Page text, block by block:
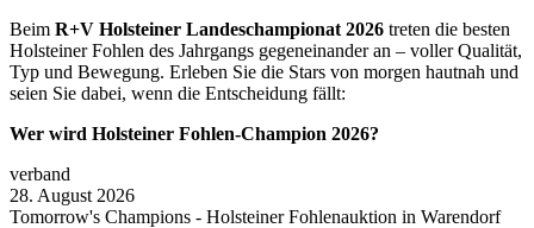
Beim R+V Holsteiner Landeschampionat 2026 treten die besten
Holsteiner Fohlen des Jahrgangs gegeneinander an – voller Qualität,
Typ und Bewegung. Erleben Sie die Stars von morgen hautnah und
seien Sie dabei, wenn die Entscheidung fällt:
Wer wird Holsteiner Fohlen-Champion 2026?
verband
28. August 2026
Tomorrow's Champions - Holsteiner Fohlenauktion in Warendorf